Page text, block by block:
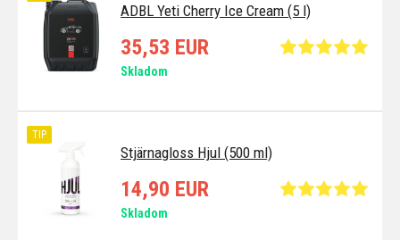
ADBL Yeti Cherry Ice Cream (5 l)
35,53 EUR
Skladom
Stjärnagloss Hjul (500 ml)
TIP
14,90 EUR
Skladom